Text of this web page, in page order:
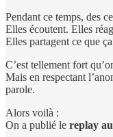
Pendant ce temps, des
Elles écoutent. Elles
Elles partagent ce que
C’est tellement fort
Mais en respectant
parole.
Alors voilà :
On a publié le replay